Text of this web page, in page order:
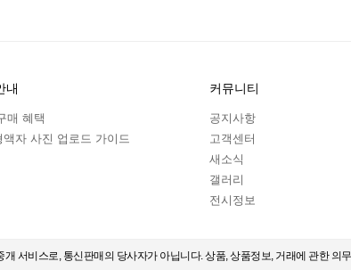
내
매 혜택
액자 사진 업로드 가이드
커뮤니티
공지사항
고객센터
새소식
갤러리
전시정보
서비스로, 통신판매의 당사자가 아닙니다. 상품, 상품정보, 거래에 관한 의